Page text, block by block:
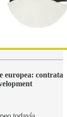
europea: contrata